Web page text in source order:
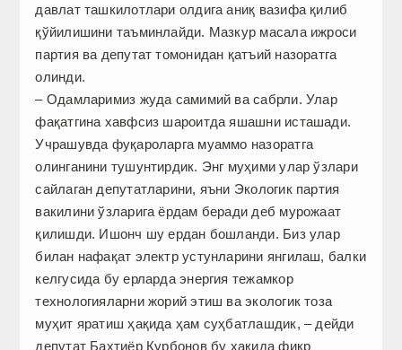
давлат ташкилотлари олдига аниқ вазифа қилиб
қўйилишини таъминлайди. Мазкур масала ижроси
партия ва депутат томонидан қатъий назоратга
олинди.
– Одамларимиз жуда самимий ва сабрли. Улар
фақатгина хавфсиз шароитда яшашни исташади.
Учрашувда фуқароларга муаммо назоратга
олинганини тушунтирдик. Энг муҳими улар ўзлари
сайлаган депутатларини, яъни Экологик партия
вакилини ўзларига ёрдам беради деб мурожаат
қилишди. Ишонч шу ердан бошланди. Биз улар
билан нафақат электр устунларини янгилаш, балки
келгусида бу ерларда энергия тежамкор
технологияларни жорий этиш ва экологик тоза
муҳит яратиш ҳақида ҳам суҳбатлашдик, – дейди
депутат Бахтиёр Қурбонов бу ҳақида фикр